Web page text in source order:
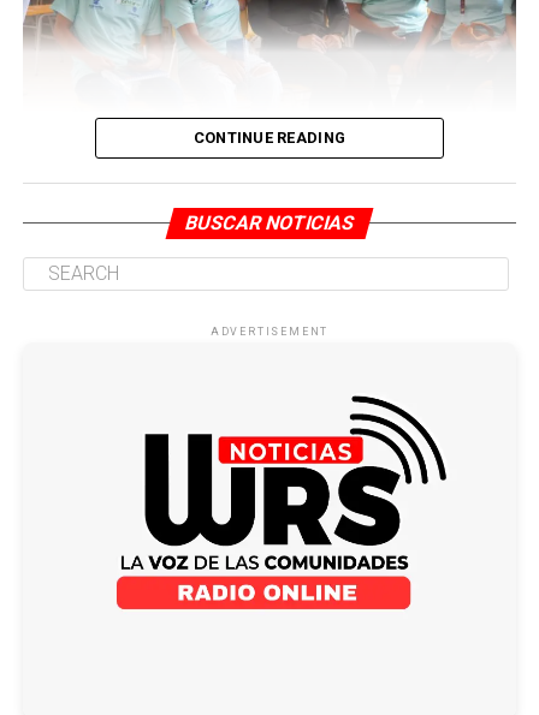
La actividad tuvo como propósito brindar herramientas
pedagógicas y comunitarias que contribuyan al
fortalecimiento de la formación integral de los
estudiantes, así como a la promoción de la sana
CONTINUE READING
BUSCAR NOTICIAS
ADVERTISEMENT